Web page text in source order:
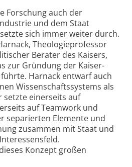
Forschung auch der
und dem Staat
sich immer weiter durch.
Theologieprofessor
Berater des Kaisers,
zur Gründung der Kaiser-
Harnack entwarf auch
Wissenschaftssystems als
setzte einerseits auf
auf Teamwork und
separierten Elemente und
zusammen mit Staat und
Konzept großen